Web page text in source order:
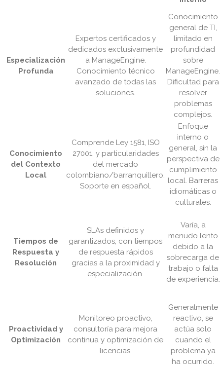
Especialización
Profunda
Expertos certificados y
dedicados exclusivamente
a ManageEngine.
Conocimiento técnico
avanzado de todas las
soluciones.
Conocimiento
general de TI,
limitado en
profundidad
sobre
ManageEngine.
Dificultad para
resolver
problemas
complejos.
Conocimiento
del Contexto
Local
Comprende Ley 1581, ISO
27001, y particularidades
del mercado
colombiano/barranquillero.
Soporte en español.
Enfoque
interno o
general, sin la
perspectiva de
cumplimiento
local. Barreras
idiomáticas o
culturales.
Tiempos de
Respuesta y
Resolución
SLAs definidos y
garantizados, con tiempos
de respuesta rápidos
gracias a la proximidad y
especialización.
Varía, a
menudo lento
debido a la
sobrecarga de
trabajo o falta
de experiencia.
Proactividad y
Optimización
Monitoreo proactivo,
consultoría para mejora
continua y optimización de
licencias.
Generalmente
reactivo, se
actúa solo
cuando el
problema ya
ha ocurrido.